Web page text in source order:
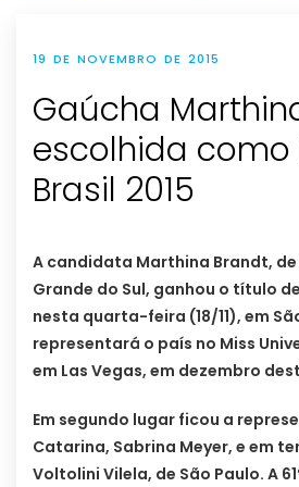
19 DE NOVEMBRO DE 2015
Gaúcha
escolhida como
Brasil 2015
A candidata Marthina Brandt, de
Grande do Sul, ganhou o título
nesta quarta-feira (18/11), em
representará o país no Miss
em Las Vegas, em dezembro
Em segundo lugar ficou a
Catarina, Sabrina Meyer, e em
Voltolini Vilela, de São Paulo. A